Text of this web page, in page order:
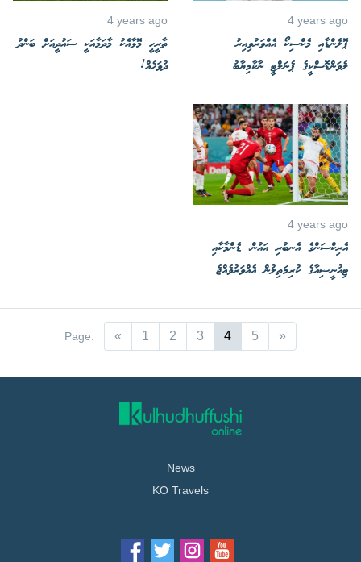
4 years ago
ޕޮލެންޑާއި މެކްސިކޯ އެއްވަރުވިއިރު
ލެވަންޑޮސްކީގެ ޕެނަލްޓީ ނާކާމިޔާބު
4 years ago
ތާރީހީ މޮޅާއެކު މާދަމާއަކީ ސައުދީއަށް ބަންދު
ދުވަހެއް!
4 years ago
އެރިކްސަންގެ އެނބުރި އައުން، ޑެންމާކާއި
ޓިއުނީޝިއާގެ ކުރިމަތިލުން އެއްވަރުވެއްޖެ
Page: « 1 2 3 4 5 »
News
KO Travels